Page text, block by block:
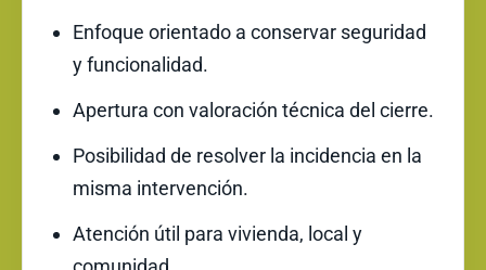
Enfoque orientado a conservar seguridad
y funcionalidad.
Apertura con valoración técnica del cierre.
Posibilidad de resolver la incidencia en la
misma intervención.
Atención útil para vivienda, local y